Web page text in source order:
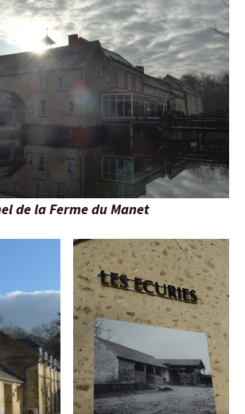
de la Ferme du Manet